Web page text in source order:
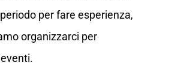
per fare esperienza,
organizzarci per